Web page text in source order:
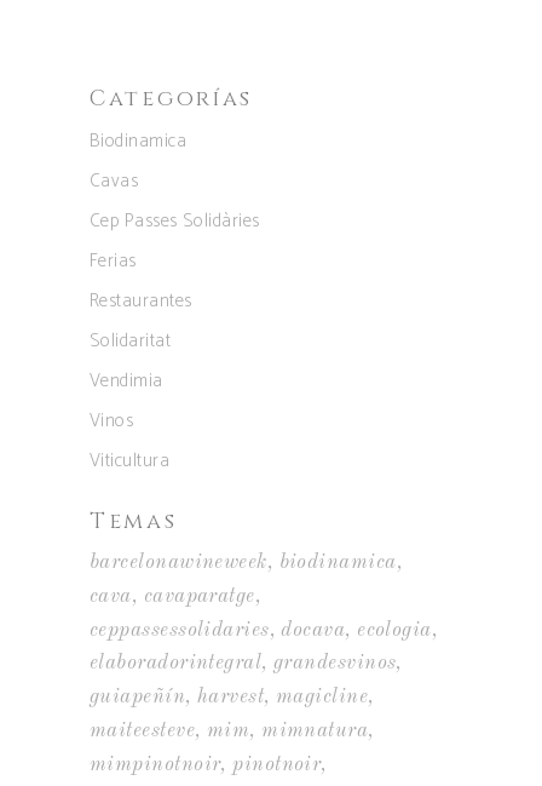
Categorías
Biodinamica
Cavas
Cep Passes Solidàries
Ferias
Restaurantes
Solidaritat
Vendimia
Vinos
Viticultura
Temas
barcelonawineweek
biodinamica
cava
cavaparatge
ceppassessolidaries
docava
ecologia
elaboradorintegral
grandesvinos
guiapeñín
harvest
magicline
maiteesteve
mim
mimnatura
mimpinotnoir
pinotnoir